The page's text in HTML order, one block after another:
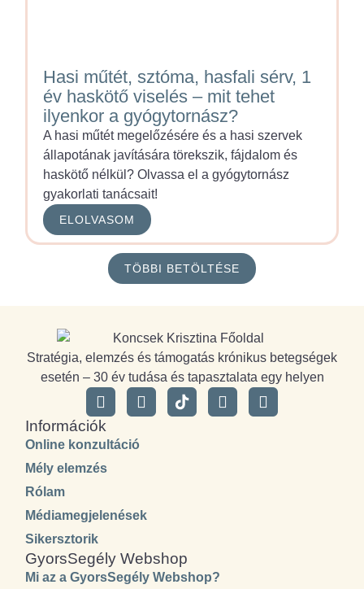
Hasi műtét, sztóma, hasfali sérv, 1
év haskötő viselés – mit tehet
ilyenkor a gyógytornász?
A hasi műtét megelőzésére és a hasi szervek
állapotának javítására törekszik, fájdalom és
haskötő nélkül? Olvassa el a gyógytornász
gyakorlati tanácsait!
ELOLVASOM
TÖBBI BETÖLTÉSE
Stratégia, elemzés és támogatás krónikus betegségek
esetén – 30 év tudása és tapasztalata egy helyen
Információk
Online konzultáció
Mély elemzés
Rólam
Médiamegjelenések
Sikersztorik
GyorsSegély Webshop
Mi az a GyorsSegély Webshop?